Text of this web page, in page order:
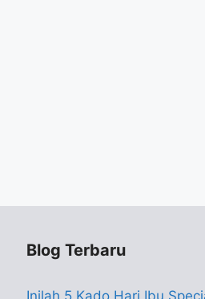
Blog Terbaru
Inilah 5 Kado Hari Ibu